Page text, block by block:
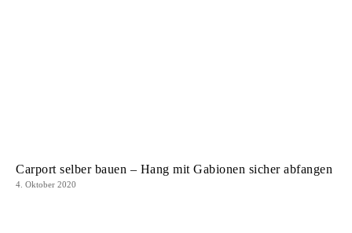
Carport selber bauen – Hang mit Gabionen sicher abfangen
4. Oktober 2020